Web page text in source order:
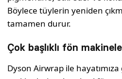
Böylece tüylerin yeniden
tamamen durur.
Çok başlıklı fön
Dyson Airwrap ile hayatımıza